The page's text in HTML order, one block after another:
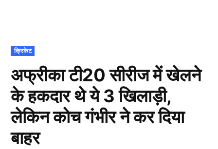
POSTED
IN
क्रिकेट
अफ्रीका टी20 सीरीज में खेलने
के हकदार थे ये 3 खिलाड़ी,
लेकिन कोच गंभीर ने कर दिया
बाहर